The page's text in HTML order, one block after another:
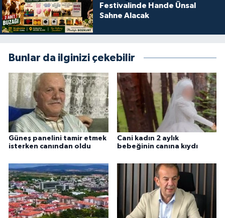
Festivalinde Hande Ünsal
Sahne Alacak
Bunlar da ilginizi çekebilir
Güneş panelini tamir etmek
isterken canından oldu
Cani kadın 2 aylık
bebeğinin canına kıydı